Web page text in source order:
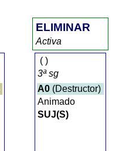
ELIMINAR
Activa
()
3ª sg
A0(Destructor)
Animado
SUJ(S)